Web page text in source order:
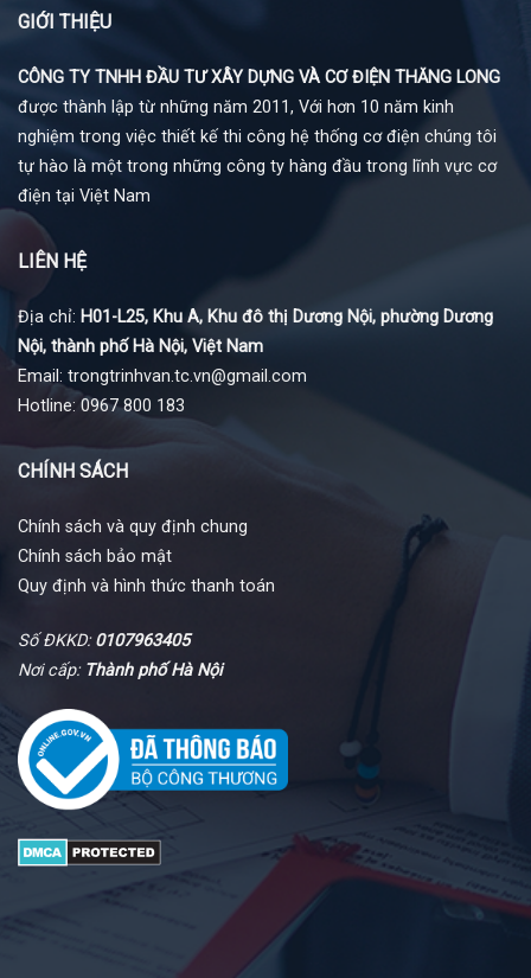
GIỚI THIỆU
CÔNG TY TNHH ĐẦU TƯ XÂY DỰNG VÀ CƠ ĐIỆN THĂNG LONG
được thành lập từ những năm 2011, Với hơn 10 năm kinh
nghiệm trong việc thiết kế thi công hệ thống cơ điện chúng tôi
tự hào là một trong những công ty hàng đầu trong lĩnh vực cơ
điện tại Việt Nam
LIÊN HỆ
Địa chỉ: H01-L25, Khu A, Khu đô thị Dương Nội, phường Dương
Nội, thành phố Hà Nội, Việt Nam
Email: trongtrinhvan.tc.vn@gmail.com
Hotline: 0967 800 183
CHÍNH SÁCH
Chính sách và quy định chung
Chính sách bảo mật
Quy định và hình thức thanh toán
Số ĐKKD:0107963405
Nơi cấp: Thành phố Hà Nội